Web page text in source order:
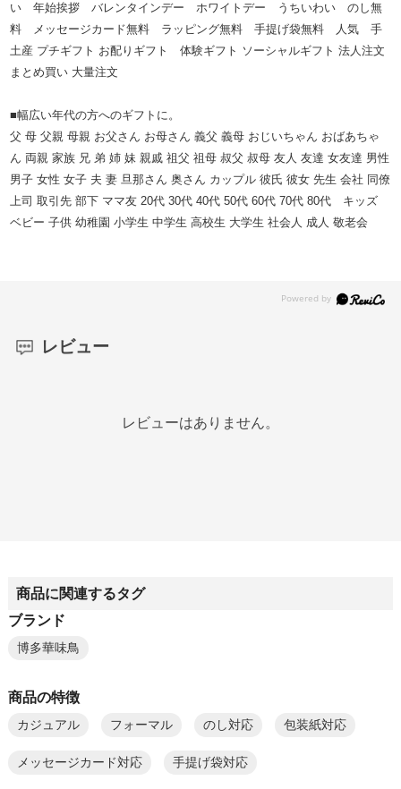
い 年始挨拶 バレンタインデー ホワイトデー うちいわい のし無
料 メッセージカード無料 ラッピング無料 手提げ袋無料 人気 手
土産 プチギフト お配りギフト 体験ギフト ソーシャルギフト 法人注文
まとめ買い 大量注文
■幅広い年代の方へのギフトに。
父 母 父親 母親 お父さん お母さん 義父 義母 おじいちゃん おばあちゃ
ん 両親 家族 兄 弟 姉 妹 親戚 祖父 祖母 叔父 叔母 友人 友達 女友達 男性
男子 女性 女子 夫 妻 旦那さん 奥さん カップル 彼氏 彼女 先生 会社 同僚
上司 取引先 部下 ママ友 20代 30代 40代 50代 60代 70代 80代 キッズ
ベビー 子供 幼稚園 小学生 中学生 高校生 大学生 社会人 成人 敬老会
レビュー
レビューはありません。
商品に関連するタグ
ブランド
博多華味鳥
商品の特徴
カジュアル フォーマル のし対応 包装紙対応
メッセージカード対応 手提げ袋対応